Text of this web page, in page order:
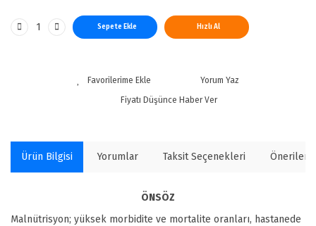
Sepete Ekle Hızlı Al
Yorum Yaz
Fiyatı Düşünce Haber Ver
Ürün Bilgisi Yorumlar Taksit Seçenekleri
ÖNSÖZ
Malnütrisyon; yüksek morbidite ve mortalite oranları, hastanede